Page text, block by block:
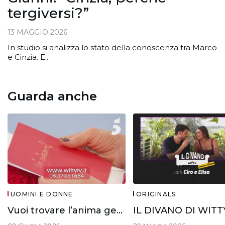
tergiversi?”
13 MAGGIO 2026
In studio si analizza lo stato della conoscenza tra Marco
e Cinzia. E..
Guarda anche
UOMINI E DONNE
Vuoi trovare l’anima gemella?
ORIGINALS